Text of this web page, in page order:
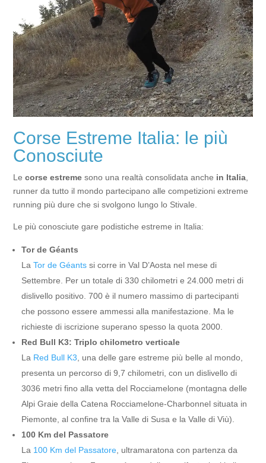
Corse Estreme Italia: le più
Conosciute
Lecorse estreme sono una realtà consolidata anche in Italia
runner da tutto il mondo partecipano alle competizioni extreme
running più dure che si svolgono lungo lo Stivale.
Le più conosciute gare podistiche estreme in Italia:
Tor de Géants
LaTor de Géants si corre in Val D’Aosta nel mese di
Settembre. Per un totale di 330 chilometri e 24.000 metri di
dislivello positivo. 700 è il numero massimo di partecipanti
che possono essere ammessi alla manifestazione. Ma le
richieste di iscrizione superano spesso la quota 2000.
Red Bull K3: Triplo chilometro verticale
La Red Bull K3 , una delle gare estreme più belle al mondo,
presenta un percorso di 9,7 chilometri, con un dislivello di
3036 metri fino alla vetta del Rocciamelone (montagna delle
Alpi Graie della Catena Rocciamelone-Charbonnel situata in
Piemonte, al confine tra la Valle di Susa e la Valle di Viù).
100 Km del Passatore
La 100 Km del Passatore , ultramaratona con partenza da